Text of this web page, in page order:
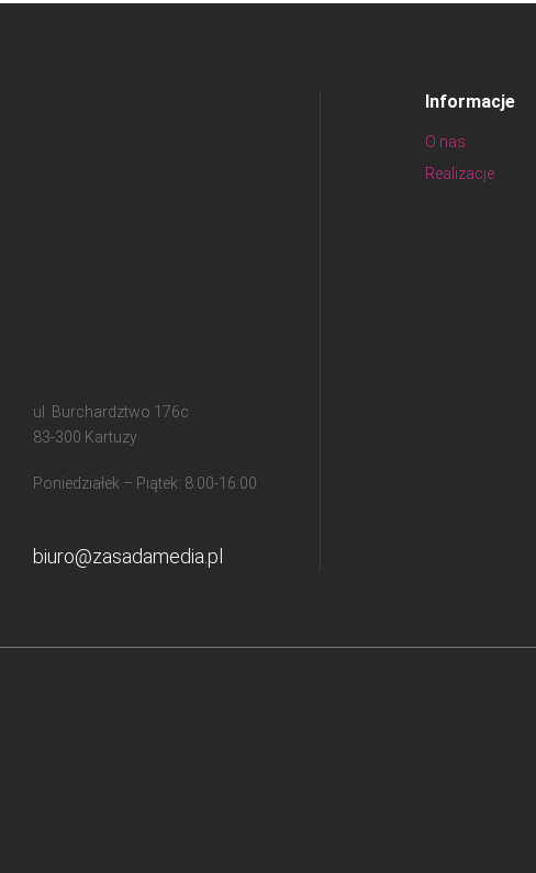
ul. Burchardztwo 176c
83-300 Kartuzy
Poniedziałek – Piątek: 8:00-16:00
biuro@zasadamedia.pl
Informacje
O nas
Realizacje